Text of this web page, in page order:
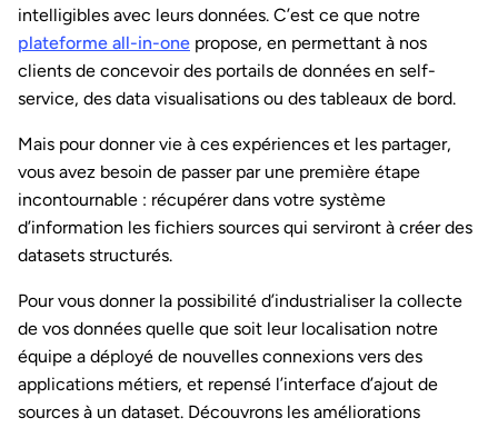
intelligibles avec leurs données. C’est ce que notre
plateforme all-in-one propose, en permettant à nos
clients de concevoir des portails de données en self-
service, des data visualisations ou des tableaux de bord.
Mais pour donner vie à ces expériences et les partager,
vous avez besoin de passer par une première étape
incontournable : récupérer dans votre système
d’information les fichiers sources qui serviront à créer des
datasets structurés.
Pour vous donner la possibilité d’industrialiser la collecte
de vos données quelle que soit leur localisation notre
équipe a déployé de nouvelles connexions vers des
applications métiers, et repensé l’interface d’ajout de
sources à un dataset. Découvrons les améliorations